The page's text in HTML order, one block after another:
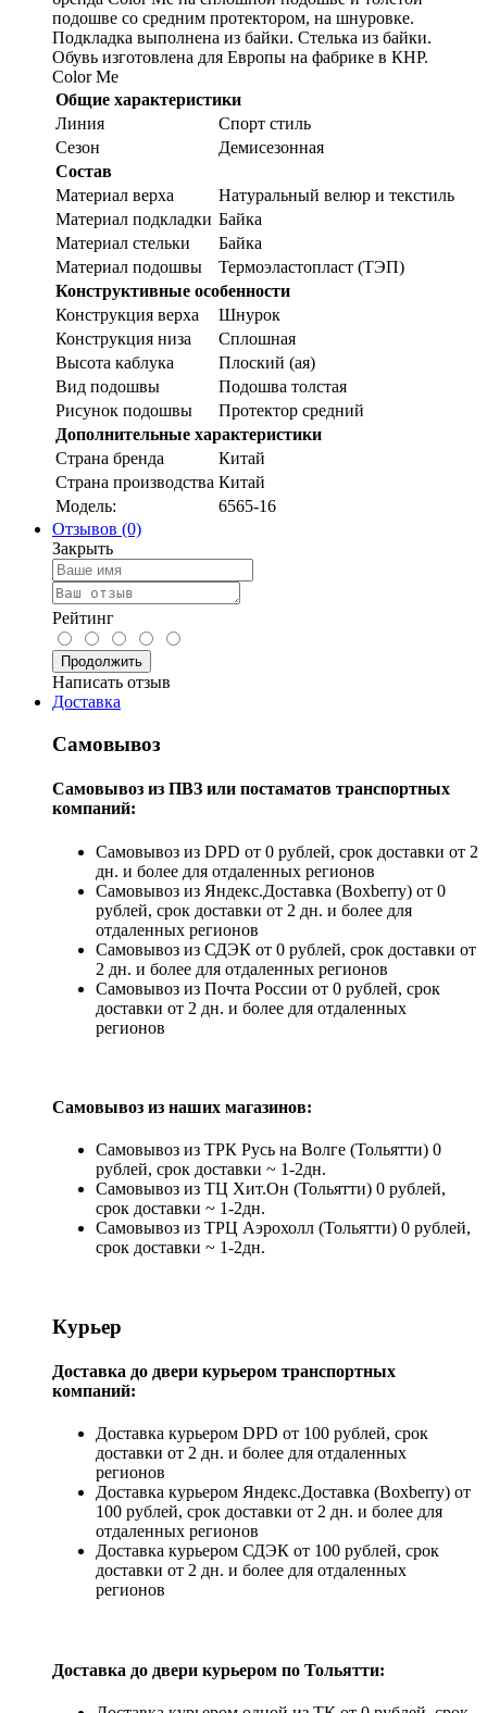
подошве со средним протектором, на шнуровке.
Подкладка выполнена из байки. Стелька из байки.
Обувь изготовлена для Европы на фабрике в КНР.
Color Me
Общие характеристики
Линия
Спорт стиль
Сезон
Демисезонная
Состав
Материал верха
Натуральный велюр и текстиль
Материал подкладки Байка
Материал стельки
Байка
Материал подошвы
Термоэластопласт (ТЭП)
Конструктивные особенности
Конструкция верха
Шнурок
Конструкция низа
Сплошная
Высота каблука
Плоский (ая)
Вид подошвы
Подошва толстая
Рисунок подошвы
Протектор средний
Дополнительные характеристики
Страна бренда
Китай
Страна производства Китай
Модель:
6565-16
Отзывов (0)
Закрыть
Рейтинг
Продолжить
Написать отзыв
Доставка
Самовывоз
Самовывоз из ПВЗ или постаматов транспортных
компаний:
Самовывоз из DPD от 0 рублей, срок доставки от 2
дн. и более для отдаленных регионов
Самовывоз из Яндекс.Доставка (Boxberry) от 0
рублей, срок доставки от 2 дн. и более для
отдаленных регионов
Самовывоз из СДЭК от 0 рублей, срок доставки от
2 дн. и более для отдаленных регионов
Самовывоз из Почта России от 0 рублей, срок
доставки от 2 дн. и более для отдаленных
регионов
Самовывоз из наших магазинов:
Самовывоз из ТРК Русь на Волге (Тольятти) 0
рублей, срок доставки ~ 1-2дн.
Самовывоз из ТЦ Хит.Он (Тольятти) 0 рублей,
срок доставки ~ 1-2дн.
Самовывоз из ТРЦ Аэрохолл (Тольятти) 0 рублей,
срок доставки ~ 1-2дн.
Курьер
Доставка до двери курьером транспортных
компаний:
Доставка курьером DPD от 100 рублей, срок
доставки от 2 дн. и более для отдаленных
регионов
Доставка курьером Яндекс.Доставка (Boxberry) от
100 рублей, срок доставки от 2 дн. и более для
отдаленных регионов
Доставка курьером СДЭК от 100 рублей, срок
доставки от 2 дн. и более для отдаленных
регионов
Доставка до двери курьером по Тольятти: